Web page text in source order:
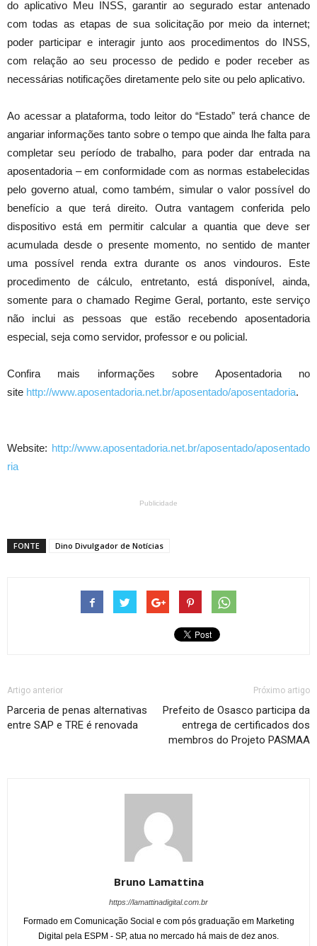
do aplicativo Meu INSS, garantir ao segurado estar antenado
com todas as etapas de sua solicitação por meio da internet;
poder participar e interagir junto aos procedimentos do INSS,
com relação ao seu processo de pedido e poder receber as
necessárias notificações diretamente pelo site ou pelo aplicativo.
Ao acessar a plataforma, todo leitor do “Estado” terá chance de
angariar informações tanto sobre o tempo que ainda lhe falta para
completar seu período de trabalho, para poder dar entrada na
aposentadoria – em conformidade com as normas estabelecidas
pelo governo atual, como também, simular o valor possível do
benefício a que terá direito. Outra vantagem conferida pelo
dispositivo está em permitir calcular a quantia que deve ser
acumulada desde o presente momento, no sentido de manter
uma possível renda extra durante os anos vindouros. Este
procedimento de cálculo, entretanto, está disponível, ainda,
somente para o chamado Regime Geral, portanto, este serviço
não inclui as pessoas que estão recebendo aposentadoria
especial, seja como servidor, professor e ou policial.
Confira mais informações sobre Aposentadoria no
site http://www.aposentadoria.net.br/aposentado/aposentadoria.
Website: http://www.aposentadoria.net.br/aposentado/aposentado
ria
Publicidade
FONTE Dino Divulgador de Notícias
Artigo anterior
Parceria de penas alternativas
entre SAP e TRE é renovada
Próximo artigo
Prefeito de Osasco participa da
entrega de certificados dos
membros do Projeto PASMAA
Bruno Lamattina
https://lamattinadigital.com.br
Formado em Comunicação Social e com pós graduação em Marketing
Digital pela ESPM - SP, atua no mercado há mais de dez anos.